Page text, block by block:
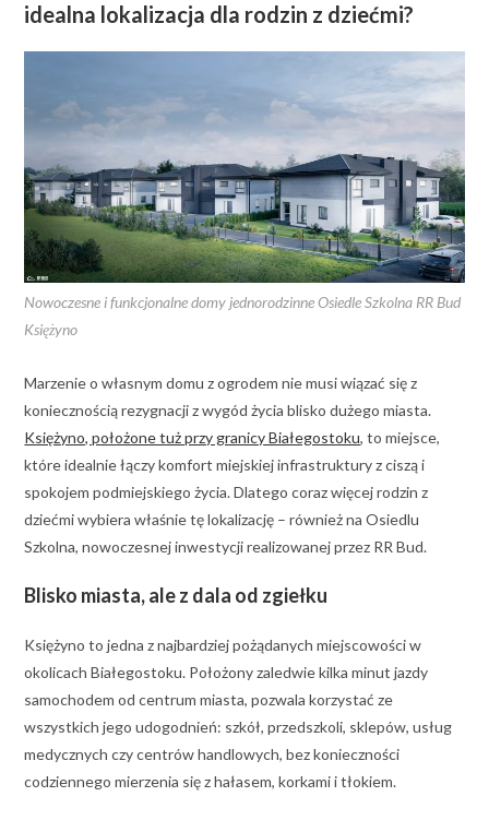
idealna lokalizacja dla rodzin z dziećmi?
Nowoczesne i funkcjonalne domy jednorodzinne Osiedle Szkolna RR Bud
Księżyno
Marzenie o własnym domu z ogrodem nie musi wiązać się z
koniecznością rezygnacji z wygód życia blisko dużego miasta.
Księżyno, położone tuż przy granicy Białegostoku, to miejsce,
które idealnie łączy komfort miejskiej infrastruktury z ciszą i
spokojem podmiejskiego życia. Dlatego coraz więcej rodzin z
dziećmi wybiera właśnie tę lokalizację – również na Osiedlu
Szkolna, nowoczesnej inwestycji realizowanej przez RR Bud.
Blisko miasta, ale z dala od zgiełku
Księżyno to jedna z najbardziej pożądanych miejscowości w
okolicach Białegostoku. Położony zaledwie kilka minut jazdy
samochodem od centrum miasta, pozwala korzystać ze
wszystkich jego udogodnień: szkół, przedszkoli, sklepów, usług
medycznych czy centrów handlowych, bez konieczności
codziennego mierzenia się z hałasem, korkami i tłokiem.